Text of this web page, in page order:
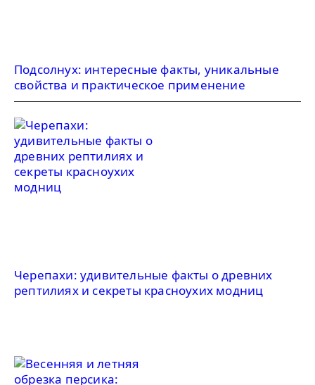
Подсолнух: интересные факты, уникальные
свойства и практическое применение
Черепахи: удивительные факты о древних
рептилиях и секреты красноухих модниц